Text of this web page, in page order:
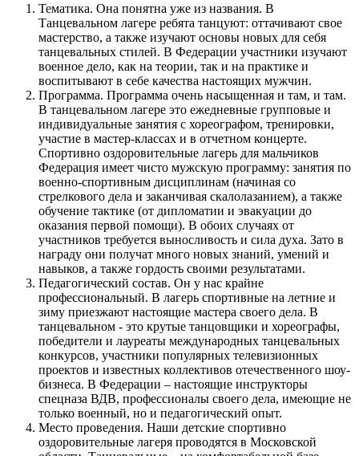
Тематика. Она понятна уже из названия. В
Танцевальном лагере ребята танцуют: оттачивают свое
мастерство, а также изучают основы новых для себя
танцевальных стилей. В Федерации участники изучают
военное дело, как на теории, так и на практике и
воспитывают в себе качества настоящих мужчин.
Программа. Программа очень насыщенная и там, и там.
В танцевальном лагере это ежедневные групповые и
индивидуальные занятия с хореографом, тренировки,
участие в мастер-классах и в отчетном концерте.
Спортивно оздоровительные лагерь для мальчиков
Федерация имеет чисто мужскую программу: занятия по
военно-спортивным дисциплинам (начиная со
стрелкового дела и заканчивая скалолазанием), а также
обучение тактике (от дипломатии и эвакуации до
оказания первой помощи). В обоих случаях от
участников требуется выносливость и сила духа. Зато в
награду они получат много новых знаний, умений и
навыков, а также гордость своими результатами.
Педагогический состав. Он у нас крайне
профессиональный. В лагерь спортивные на летние и
зиму приезжают настоящие мастера своего дела. В
танцевальном - это крутые танцовщики и хореографы,
победители и лауреаты международных танцевальных
конкурсов, участники популярных телевизионных
проектов и известных коллективов отечественного шоу-
бизнеса. В Федерации – настоящие инструкторы
спецназа ВДВ, профессионалы своего дела, имеющие не
только военный, но и педагогический опыт.
Место проведения. Наши детские спортивно
оздоровительные лагеря проводятся в Московской